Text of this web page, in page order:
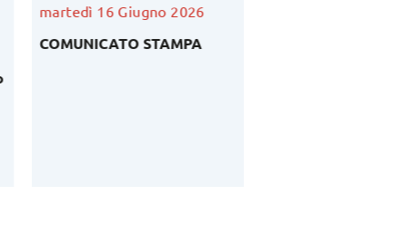
martedì 16 Giugno 2026
COMUNICATO STAMPA